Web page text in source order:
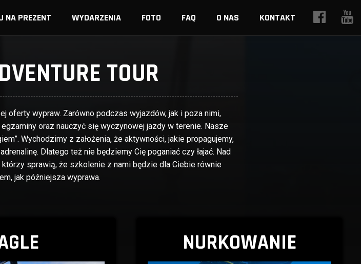
NA PREZENT WYDARZENIA FOTO FAQ O NAS KONTAKT
TOUR
oferty wypraw. Zarówno podczas wyjazdów, jak i poza nimi,
oraz nauczyć się wyczynowej jazdy w terenie. Nasze
Wychodzimy z założenia, że aktywności, jakie propagujemy,
Dlatego też nie będziemy Cię poganiać czy łajać. Nad
sprawią, że szkolenie z nami będzie dla Ciebie równie
jak późniejsza wyprawa.
NURKOWANIE